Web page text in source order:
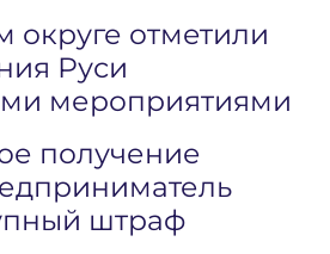
округе отметили
Руси
мероприятиями
получение
штраф